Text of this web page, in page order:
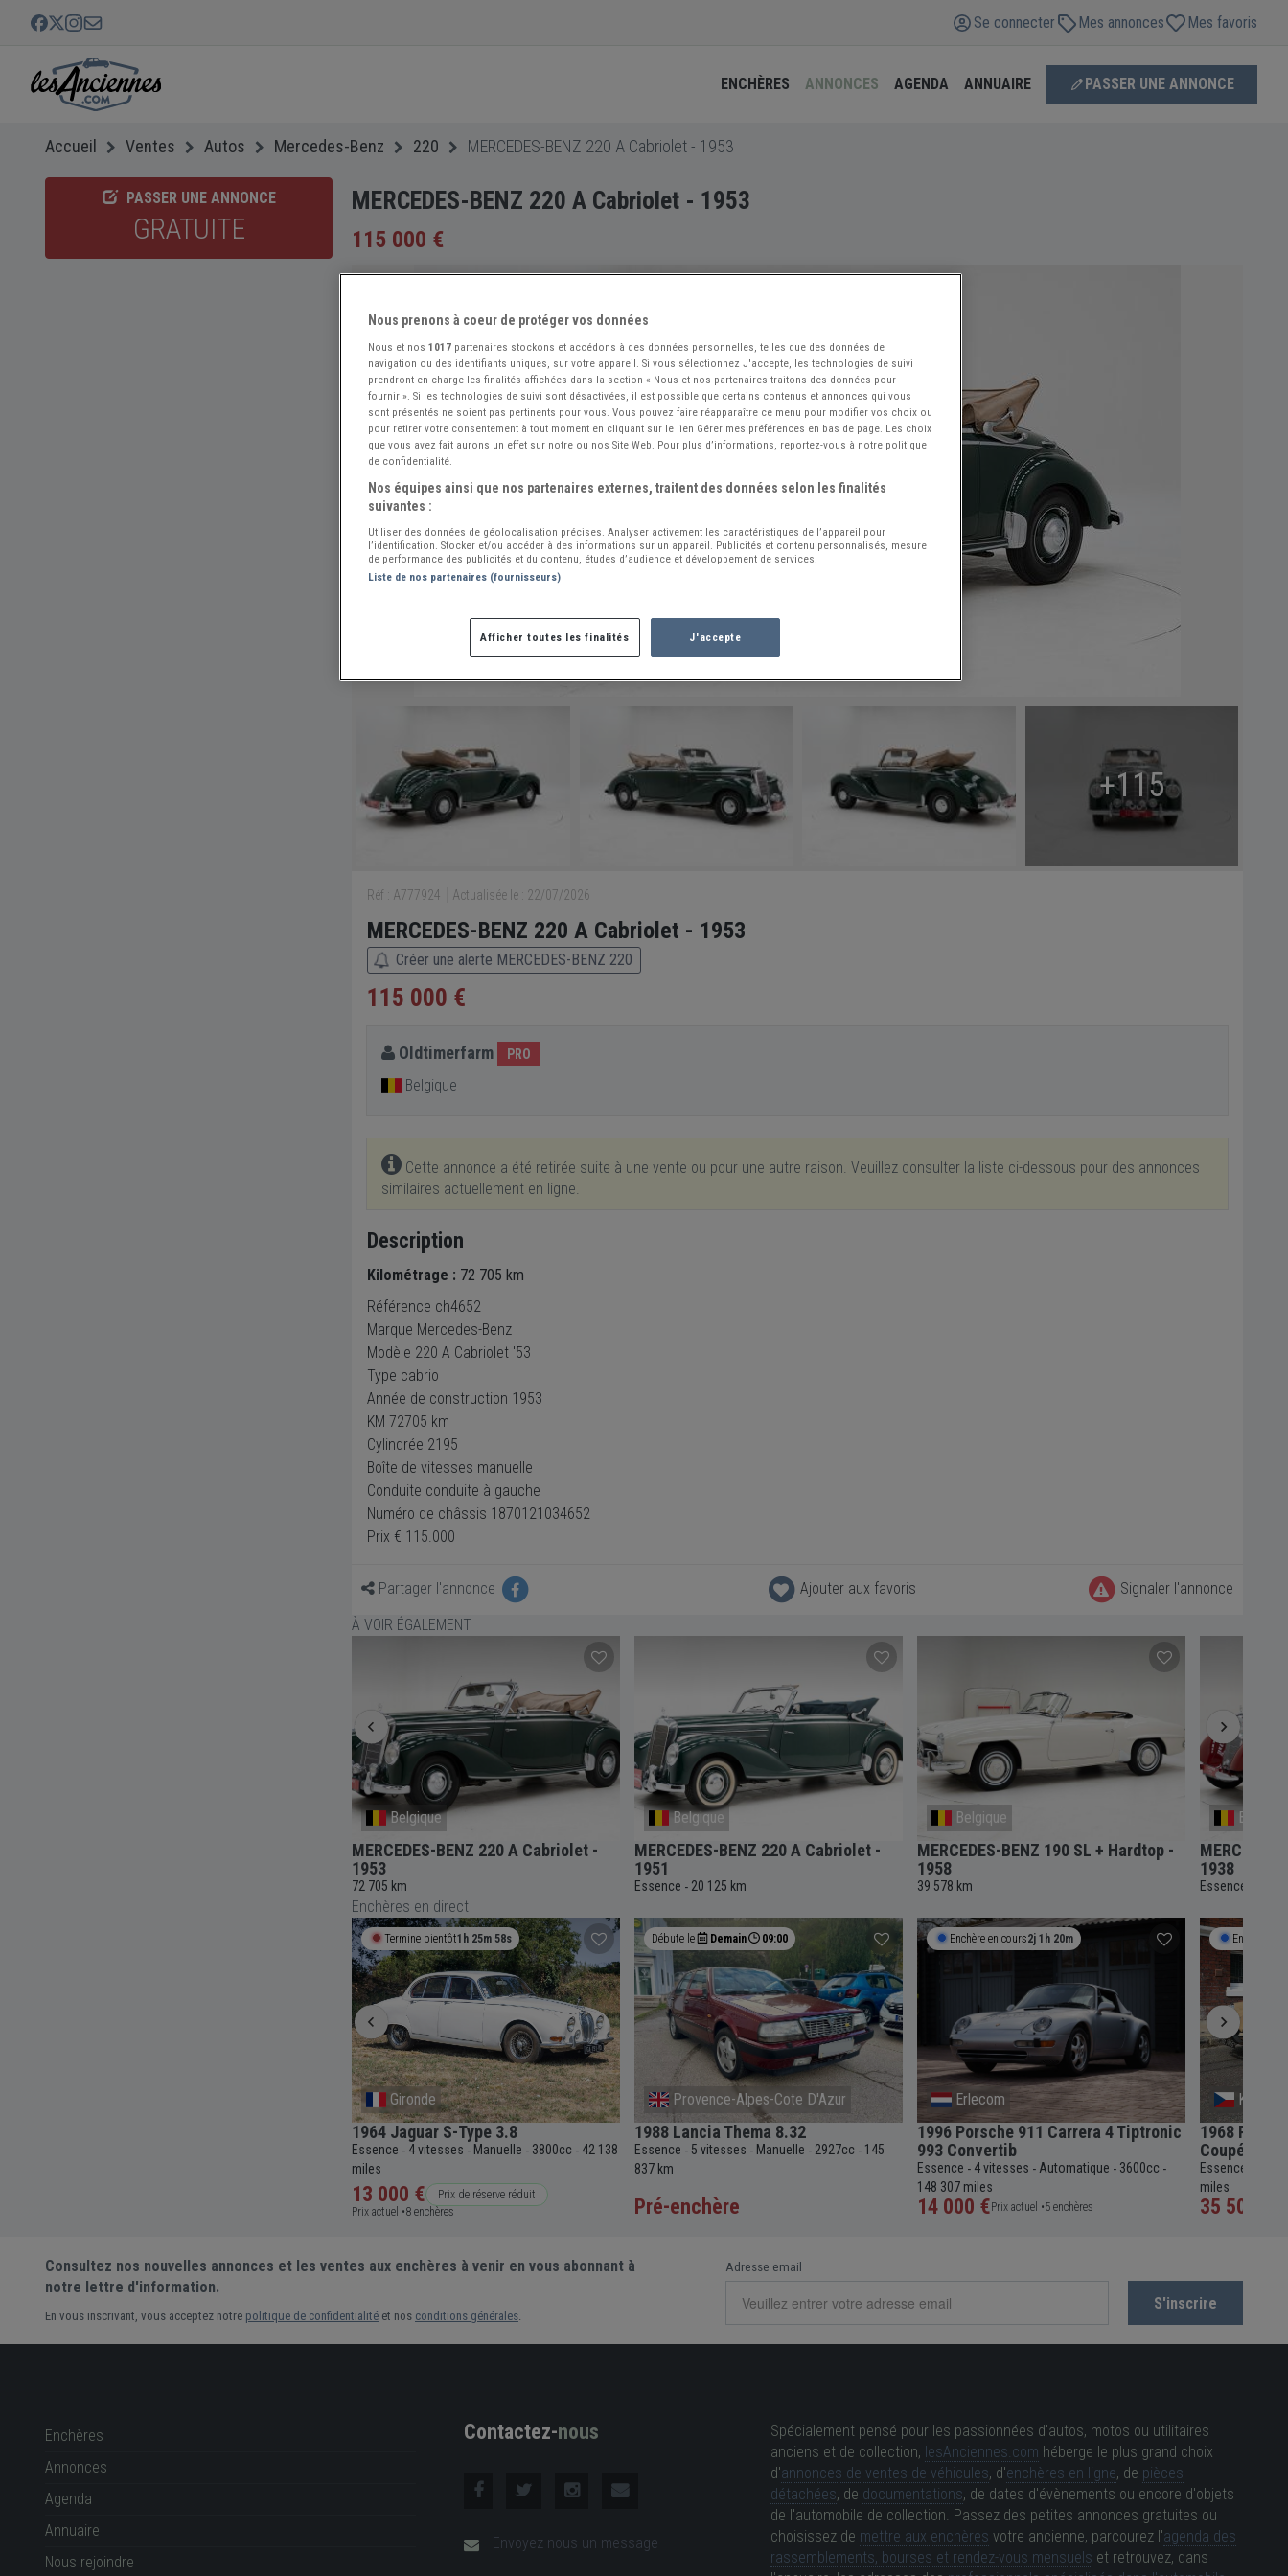
Se connecter Mes annonces Mes favoris
ENCHÈRES ANNONCES AGENDA ANNUAIRE PASSER UNE ANNONCE
Accueil Ventes Autos Mercedes-Benz 220 MERCEDES-BENZ 220 A Cabriolet - 1953
PASSER UNE ANNONCE
GRATUITE
MERCEDES-BENZ 220 A Cabriolet - 1953
115 000 €
+115
Réf : A777924 Actualisée le : 22/07/2026
MERCEDES-BENZ 220 A Cabriolet - 1953
Créer une alerte MERCEDES-BENZ 220
115 000 €
Oldtimerfarm PRO
Belgique
Cette annonce a été retirée suite à une vente ou pour une autre raison. Veuillez consulter la liste ci-dessous pour des annonces
similaires actuellement en ligne.
Description
Kilométrage : 72 705 km
Référence ch4652
Marque Mercedes-Benz
Modèle 220 A Cabriolet '53
Type cabrio
Année de construction 1953
KM 72705 km
Cylindrée 2195
Boîte de vitesses manuelle
Conduite conduite à gauche
Numéro de châssis 1870121034652
Prix € 115.000
Partager l'annonce Ajouter aux favoris
Signaler l'annonce
À VOIR ÉGALEMENT
Belgique
MERCEDES-BENZ 220 A Cabriolet -
1953
72 705 km
Belgique
MERCEDES-BENZ 220 A Cabriolet -
1951
Essence - 20 125 km
Belgique
MERCEDES-BENZ 190 SL + Hardtop -
1958
39 578 km
1938
Essence
Enchères en direct
Termine bientôt1h 25m 58s
Gironde
1964 Jaguar S-Type 3.8
Essence - 4 vitesses - Manuelle - 3800cc - 42 138
miles
13 000 €
Prix de réserve réduit
Prix actuel •8 enchères
Débute le Demain 09:00
Provence-Alpes-Cote D'Azur
1988 Lancia Thema 8.32
Essence - 5 vitesses - Manuelle - 2927cc - 145
837 km
Pré-enchère
Enchère en cours2j 1h 20m
Erlecom
1996 Porsche 911 Carrera 4 Tiptronic
993 Convertib
Essence - 4 vitesses - Automatique - 3600cc -
148 307 miles
14 000 €Prix actuel •5 enchères
Enchère en
1968
Coupé
Essence
miles
35 505 €
Consultez nos nouvelles annonces et les ventes aux enchères à venir en vous abonnant à
notre lettre d'information.
En vous inscrivant, vous acceptez notre politique de confidentialité et nos conditions générales
Adresse email
Enchères
Annonces
Agenda
Annuaire
Nous rejoindre
Contactez-nous
Envoyez nous un message
Spécialement pensé pour les passionnées d'autos, motos ou utilitaires
anciens et de collection, lesAnciennes.com héberge le plus grand choix
d'annonces de ventes de véhicules, d'enchères en ligne, de pièces
détachées, de documentations, de dates d'évènements ou encore d'objets
de l'automobile de collection. Passez des petites annonces gratuites ou
choisissez de mettre aux enchères votre ancienne, parcourez l'agenda des
rassemblements, bourses et rendez-vous mensuels et retrouvez, dans
Nous prenons à coeur de protéger vos données
Nous et nos 1017 partenaires stockons et accédons à des données personnelles, telles que des données de
navigation ou des identifiants uniques, sur votre appareil. Si vous sélectionnez J'accepte, les technologies de suivi
prendront en charge les finalités affichées dans la section « Nous et nos partenaires traitons des données pour
fournir ». Si les technologies de suivi sont désactivées, il est possible que certains contenus et annonces qui vous
sont présentés ne soient pas pertinents pour vous. Vous pouvez faire réapparaître ce menu pour modifier vos choix ou
pour retirer votre consentement à tout moment en cliquant sur le lien Gérer mes préférences en bas de page. Les choix
que vous avez fait aurons un effet sur notre ou nos Site Web. Pour plus d’informations, reportez-vous à notre politique
de confidentialité.
Nos équipes ainsi que nos partenaires externes, traitent des données selon les finalités
suivantes :
Utiliser des données de géolocalisation précises. Analyser activement les caractéristiques de l’appareil pour
l’identification. Stocker et/ou accéder à des informations sur un appareil. Publicités et contenu personnalisés, mesure
de performance des publicités et du contenu, études d’audience et développement de services.
Liste de nos partenaires (fournisseurs)
Afficher toutes les finalités J'accepte